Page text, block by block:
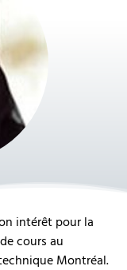
intérêt pour la
cours au
Montréal.